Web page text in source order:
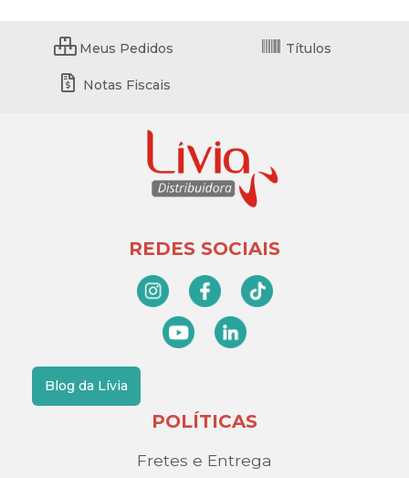
Meus Pedidos Títulos
Notas Fiscais
REDES SOCIAIS
Blog da Lívia
POLÍTICAS
Fretes e Entrega